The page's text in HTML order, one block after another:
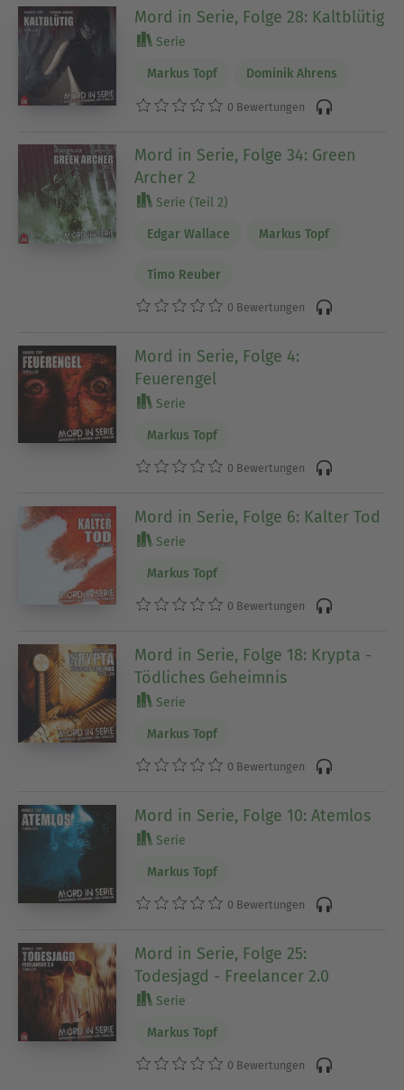
Mord in Serie, Folge 28: Kaltblütig
Serie
Markus Topf Dominik Ahrens
0 Bewertungen
Mord in Serie, Folge 34: Green
Archer 2
Serie (Teil 2)
Edgar Wallace Markus Topf
Timo Reuber
0 Bewertungen
Mord in Serie, Folge 4:
Feuerengel
Serie
Markus Topf
0 Bewertungen
Mord in Serie, Folge 6: Kalter Tod
Serie
Markus Topf
0 Bewertungen
Mord in Serie, Folge 18: Krypta -
Tödliches Geheimnis
Serie
Markus Topf
0 Bewertungen
Mord in Serie, Folge 10: Atemlos
Serie
Markus Topf
0 Bewertungen
Mord in Serie, Folge 25:
Todesjagd - Freelancer 2.0
Serie
Markus Topf
0 Bewertungen